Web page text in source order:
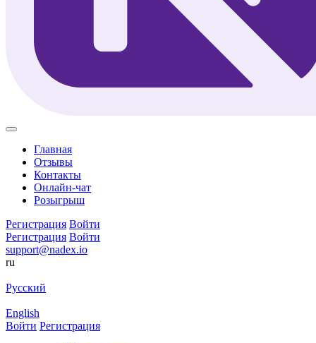
Главная
Отзывы
Контакты
Онлайн-чат
Розыгрыш
Регистрация Войти
Регистрация Войти
support@nadex.io
ru
Русский
English
Войти Регистрация